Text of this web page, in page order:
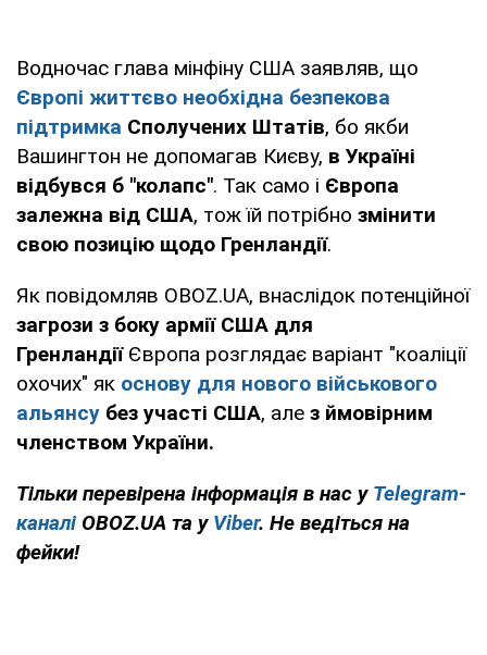
Водночас глава мінфіну США заявляв, що
Європі життєво необхідна безпекова
підтримка Сполучених Штатів, бо якби
Вашингтон не допомагав Києву, в Україні
відбувся б "колапс". Так само і Європа
залежна від США, тож їй потрібно змінити
свою позицію щодо Гренландії.
Як повідомляв OBOZ.UA, внаслідок потенційної
загрози з боку армії США для
ГренландіїЄвропа розглядає варіант "коаліції
охочих" як основу для нового військового
альянсу без участі США, але з ймовірним
членством України.
Тільки перевірена інформація в нас у Telegram-
каналі OBOZ.UA та у Viber. Не ведіться на
фейки!